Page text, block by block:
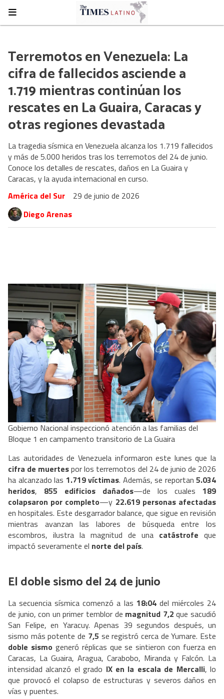
Terremotos en Venezuela: La
cifra de fallecidos asciende a
1.719 mientras continúan los
rescates en La Guaira, Caracas y
otras regiones devastada
La tragedia sísmica en Venezuela alcanza los 1.719 fallecidos
y más de 5.000 heridos tras los terremotos del 24 de junio.
Conoce los detalles de rescates, daños en La Guaira y
Caracas, y la ayuda internacional en curso.
América del Sur
29 de junio de 2026
Diego Arenas
Gobierno Nacional inspeccionó atención a las familias del
Bloque 1 en campamento transitorio de La Guaira
Las autoridades de Venezuela informaron este lunes que la
cifra de muertespor los terremotos del 24 de junio de 2026
ha alcanzado las 1.719 víctimas. Además, se reportan 5.034
heridos, 855 edificios dañados—de los cuales 189
colapsaron por completo—y 22.619 personas afectadas
en hospitales. Este desgarrador balance, que sigue en revisión
mientras avanzan las labores de búsqueda entre los
escombros, ilustra la magnitud de una catástrofe que
impactó severamente el norte del país.
El doble sismo del 24 de junio
La secuencia sísmica comenzó a las 18:04del miércoles 24
de junio, con un primer temblor de magnitud 7,2 que sacudió
San Felipe, en Yaracuy. Apenas 39 segundos después, un
sismo más potente de 7,5 se registró cerca de Yumare. Este
doble sismo generó réplicas que se sintieron con fuerza en
Caracas, La Guaira, Aragua, Carabobo, Miranda y Falcón. La
intensidad alcanzó el grado IX en la escala de Mercalli, lo
que provocó el colapso de estructuras y severos daños en
vías y puentes.